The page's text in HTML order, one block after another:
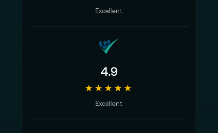
Excellent
4.9
★★★★★
Excellent